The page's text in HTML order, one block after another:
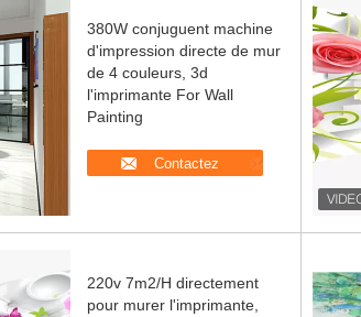
380W conjuguent machine
d'impression directe de mur
de 4 couleurs, 3d
l'imprimante For Wall
Painting
Contactez
220v 7m2/H directement
pour murer l'imprimante,